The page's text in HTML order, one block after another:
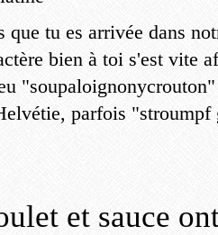
que tu es arrivée dans
bien à toi s'est vite
parfois
et sauce